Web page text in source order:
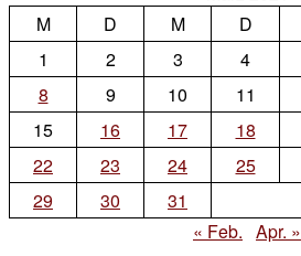
Comment
on
20.03.2006
M
D M D
1
2 3 4
8
9 10 11
15
16 17 18
22
23 24 25
29
30
31
« Feb. Apr. »